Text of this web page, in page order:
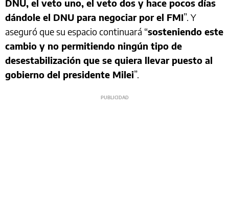
DNU, el veto uno, el veto dos y hace pocos días
dándole el DNU para negociar por el FMI”. Y
aseguró que su espacio continuará “sosteniendo este
cambio y no permitiendo ningún tipo de
desestabilización que se quiera llevar puesto al
gobierno del presidente Milei”.